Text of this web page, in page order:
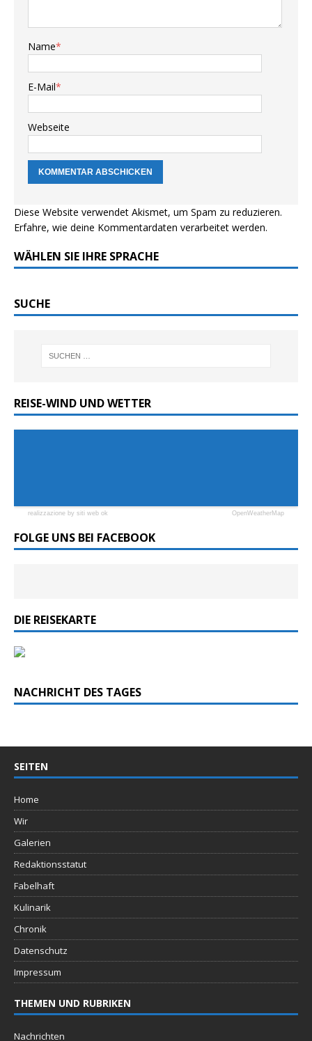
Name*
E-Mail*
Webseite
Diese Website verwendet Akismet, um Spam zu reduzieren.
Erfahre, wie deine Kommentardaten verarbeitet werden.
WÄHLEN SIE IHRE SPRACHE
SUCHE
REISE-WIND UND WETTER
realizzazione by siti web ok OpenWeatherMap
FOLGE UNS BEI FACEBOOK
DIE REISEKARTE
NACHRICHT DES TAGES
SEITEN
Home
Wir
Galerien
Redaktionsstatut
Fabelhaft
Kulinarik
Chronik
Datenschutz
Impressum
THEMEN UND RUBRIKEN
Nachrichten